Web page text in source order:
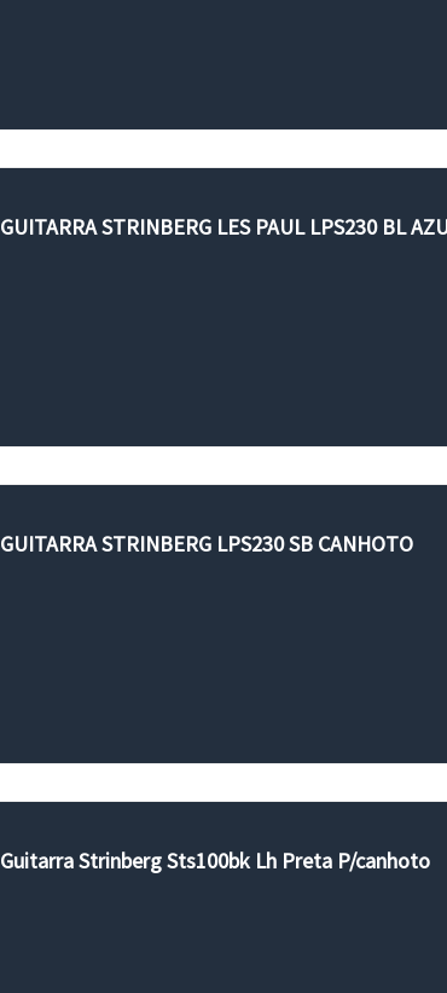
GUITARRA STRINBERG LES PAUL LPS230 BL
GUITARRA STRINBERG LPS230 SB CANHOTO
Guitarra Strinberg Sts100bk Lh Preta P/canhoto